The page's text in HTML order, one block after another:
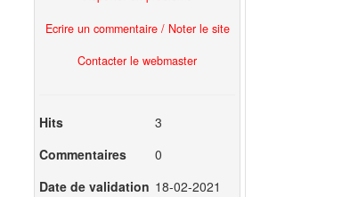
Ecrire un commentaire / Noter le site
Contacter le webmaster
Hits
3
Commentaires
0
Date de validation 18-02-2021